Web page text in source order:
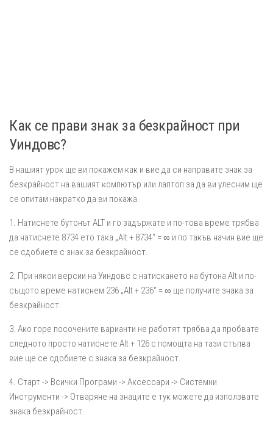
Как се прави знак за безкрайност при
Уиндовс?
В нашият урок ще ви покажем как и вие да си направите знак за
безкрайност на вашият компютър или лаптоп за да ви улесним ще
се опитам накратко да ви покажа.
1. Натиснете бутонът ALT и го задържате и по-това време трябва
да натиснете 8734 ето така „Alt + 8734“ = ∞ и по такъв начин вие ще
се сдобиете с знак за безкрайност.
2. При някои версии на Уиндовс с натискането на бутона Alt и по-
същото време натиснем 236 „Alt + 236“ = ∞ ще получите знака за
безкрайност.
3. Ако горе посочените варианти не работят трябва да пробвате
следното просто натиснете Alt + 126 с помощта на тази стъпва
вие ще се сдобиете с знака за безкрайност.
4. Старт -> Всички Програми -> Аксесоари -> Системни
Инструменти -> Отваряне на знаците е тук можете да използвате
знака безкрайност.